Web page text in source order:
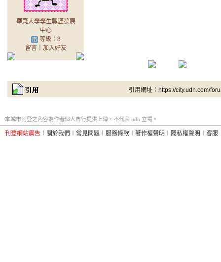
華梵大學學生職涯發展
中心
等級：8
留言｜ 加入好友
引用網址：https://city.udn.com/
本城市刊登之內容為作者個人自行提供上傳，不代表 udn 立場。
刊登網站廣告 關於我們 常見問題 服務條款 著作權聲明 隱私權聲明 客服